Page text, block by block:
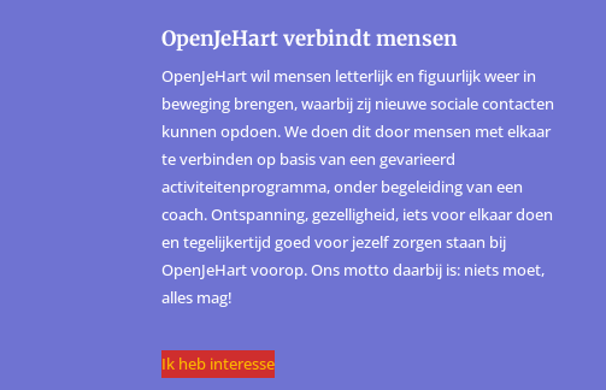
OpenJeHart verbindt mensen
OpenJeHart wil mensen letterlijk en figuurlijk weer in
beweging brengen, waarbij zij nieuwe sociale contacten
kunnen opdoen. We doen dit door mensen met elkaar
te verbinden op basis van een gevarieerd
activiteitenprogramma, onder begeleiding van een
coach. Ontspanning, gezelligheid, iets voor elkaar doen
en tegelijkertijd goed voor jezelf zorgen staan bij
OpenJeHart voorop. Ons motto daarbij is: niets moet,
alles mag!
Ik heb interesse